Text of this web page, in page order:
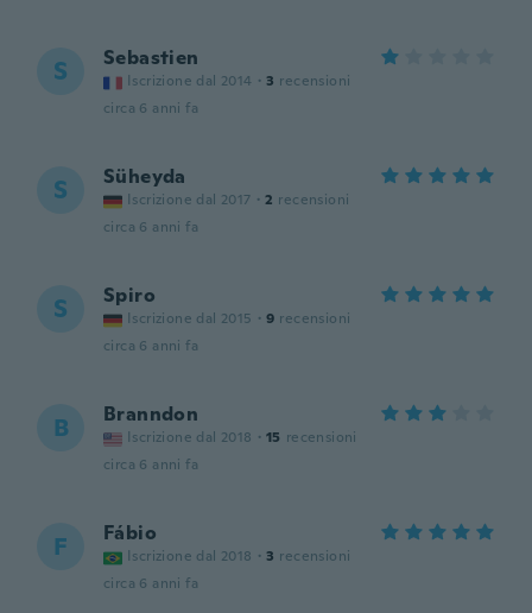
S Sebastien
Iscrizione dal 2014 · 3 recensioni
circa 6 anni fa
S Süheyda
Iscrizione dal 2017 · 2 recensioni
circa 6 anni fa
S Spiro
Iscrizione dal 2015 · 9 recensioni
circa 6 anni fa
B Branndon
Iscrizione dal 2018 · 15 recensioni
circa 6 anni fa
F Fábio
Iscrizione dal 2018 · 3 recensioni
circa 6 anni fa